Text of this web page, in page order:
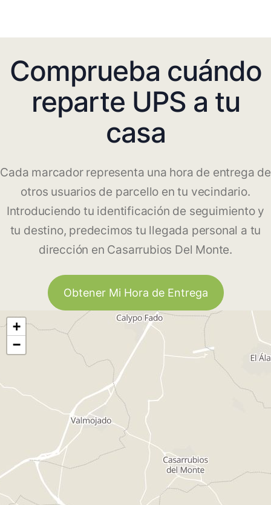
Comprueba cuándo
reparte UPS a tu
casa
Cada marcador representa una hora de entrega de
otros usuarios de parcello en tu vecindario.
Introduciendo tu identificación de seguimiento y
tu destino, predecimos tu llegada personal a tu
dirección en Casarrubios Del Monte.
Obtener Mi Hora de Entrega
+
−